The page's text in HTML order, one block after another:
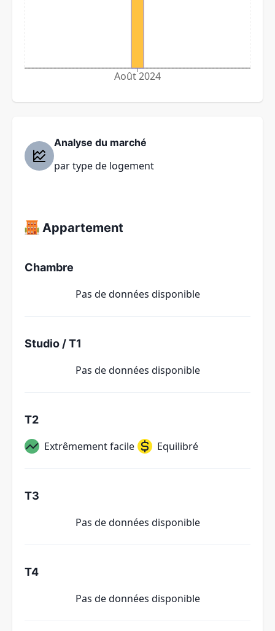
Août 2024
Analyse du marché
par type de logement
Appartement
Chambre
Pas de données disponible
Studio / T1
Pas de données disponible
T2
Extrêmement facile Equilibré
T3
Pas de données disponible
T4
Pas de données disponible